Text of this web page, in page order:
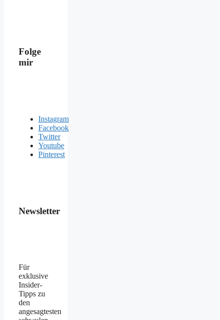
Folge
mir
Instagram
Facebook
Twitter
Youtube
Pinterest
Newsletter
Für
exklusive
Insider-
Tipps zu
den
angesagtesten